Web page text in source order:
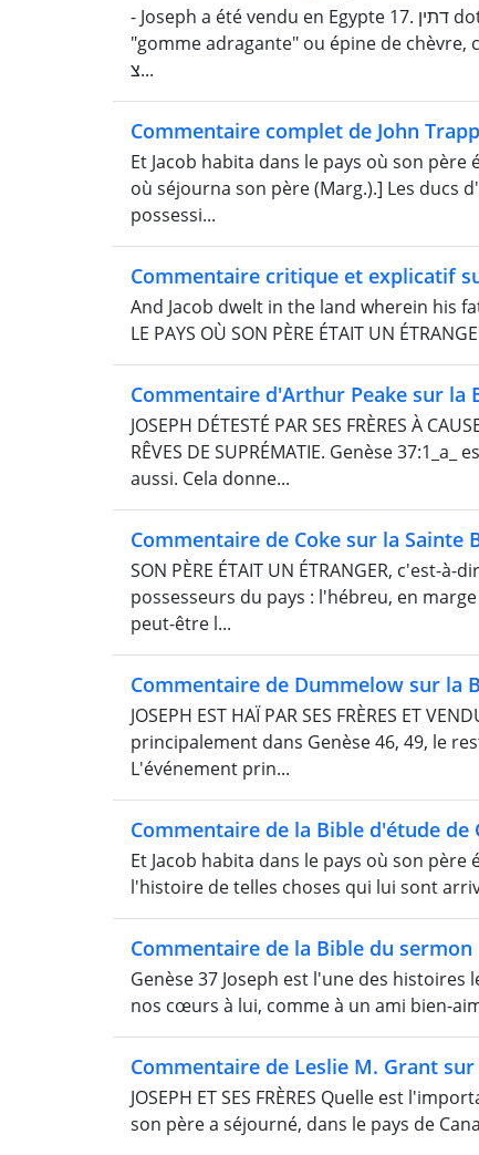
- Joseph a été vendu en Egypte 17. דתין dotayı̂n Dothain, «deux puits?» (Gesenius) 25. נכאת n e ko't
"gomme adragante" ou épine de
צ...
Commentaire complet de John Trapp
Et Jacob habita dans le pays où son père
où séjourna son père (Marg.).] Les ducs
possessi...
Commentaire critique et explicatif
And Jacob dwelt in the land wherein his
LE PAYS OÙ SON PÈRE ÉTAIT UN
Commentaire d'Arthur Peake sur la
JOSEPH DÉTESTÉ PAR SES FRÈRES À
RÊVES DE SUPRÉMATIE. Genèse
aussi. Cela donne...
Commentaire de Coke sur la Sainte
SON PÈRE ÉTAIT UN ÉTRANGER,
possesseurs du pays : l'hébreu, en
peut-être l...
Commentaire de Dummelow sur la
JOSEPH EST HAÏ PAR SES FRÈRES ET
principalement dans Genèse 46, 49, le
L'événement prin...
Commentaire de la Bible d'étude de
Et Jacob habita dans le pays où son
l'histoire de telles choses qui lui sont
Commentaire de la Bible du sermon
Genèse 37 Joseph est l'une des
nos cœurs à lui, comme à un ami bien-
Commentaire de Leslie M. Grant
JOSEPH ET SES FRÈRES Quelle est
son père a séjourné, dans le pays de